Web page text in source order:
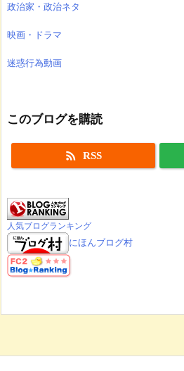
政治家・政治ネタ
映画・ドラマ
迷惑行為動画
このブログを購読
 RSS
人気ブログランキング
にほんブログ村